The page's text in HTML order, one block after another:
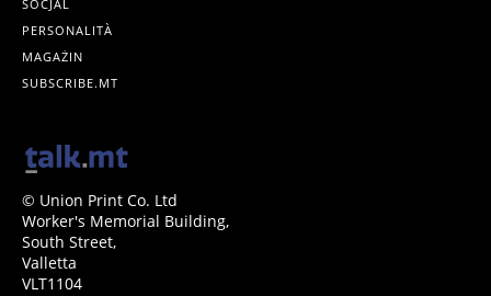
SOĊJAL
PERSONALITÀ
MAGAŻIN
SUBSCRIBE.MT
© Union Print Co. Ltd
Worker's Memorial Building,
South Street,
Valletta
VLT1104